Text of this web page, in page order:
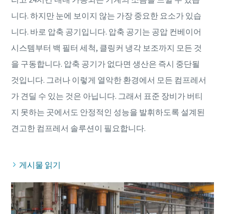
니다. 하지만 눈에 보이지 않는 가장 중요한 요소가 있습
니다. 바로 압축 공기입니다. 압축 공기는 공압 컨베이어
시스템부터 백 필터 세척, 클링커 냉각 보조까지 모든 것
을 구동합니다. 압축 공기가 없다면 생산은 즉시 중단될
것입니다. 그러나 이렇게 열악한 환경에서 모든 컴프레서
가 견딜 수 있는 것은 아닙니다. 그래서 표준 장비가 버티
지 못하는 곳에서도 안정적인 성능을 발휘하도록 설계된
게시물 읽기